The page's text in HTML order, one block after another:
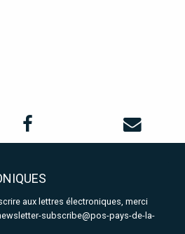
aux lettres électroniques, merci
subscribe@pos-pays-de-la-